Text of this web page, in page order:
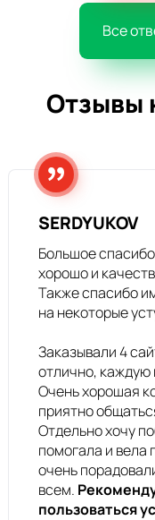
Все
Отзывы
SERDYUKOV
Большое
хорошо и
Также спасибо
на некоторые
Заказывали 4
отлично, каждую
Очень хорошая
приятно
Отдельно хочу
помогала и вела
очень
всем.
пользоваться